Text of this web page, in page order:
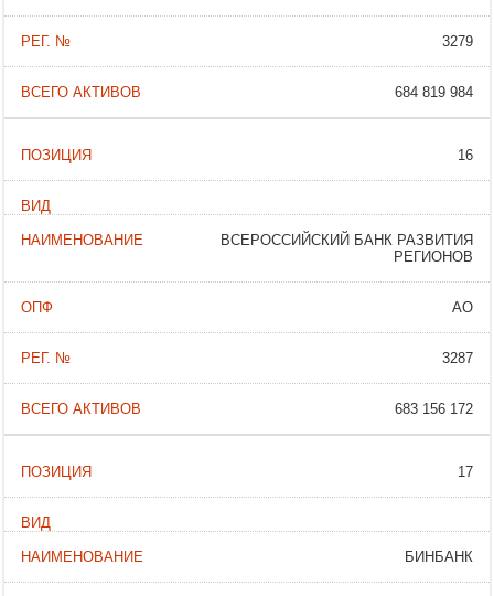
3279
684 819 984
16
ВСЕРОССИЙСКИЙ БАНК РАЗВИТИЯ
РЕГИОНОВ
АО
3287
683 156 172
17
БИНБАНК